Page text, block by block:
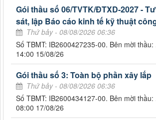
Gói thầu số 06/TVTK/ĐTXD-2027 -
sát, lập Báo cáo kinh tế kỹ thuật
Thứ bảy - 08/08/2026 06:36
Số TBMT: IB2600427235-00. Bên mời
14:00 15/08/26
Gói thầu số 3: Toàn bộ phần xây lắp
Thứ bảy - 08/08/2026 06:36
Số TBMT: IB2600434127-00. Bên mời
08:00 17/08/26